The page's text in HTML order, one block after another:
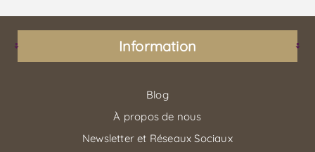
Information
Blog
À propos de nous
Newsletter et Réseaux Sociaux